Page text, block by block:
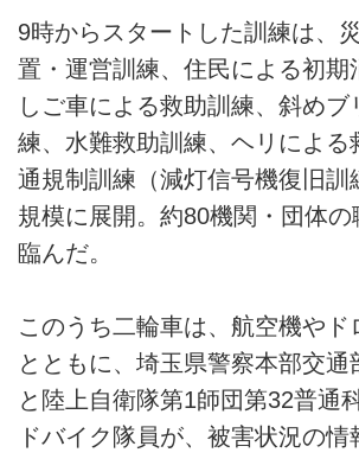
9時からスタートした訓練は、
置・運営訓練、住民による初期
しご車による救助訓練、斜めブ
練、水難救助訓練、ヘリによる
通規制訓練（減灯信号機復旧訓
規模に展開。約80機関・団体の
臨んだ。
このうち二輪車は、航空機やド
とともに、埼玉県警察本部交通
と陸上自衛隊第1師団第32普通
ドバイク隊員が、被害状況の情